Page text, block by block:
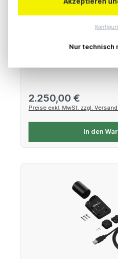
Freefly Systems High
Regulärer Preis:
2.250,00 €
Preise exkl. MwSt. zzgl.
In den
Nur technisch